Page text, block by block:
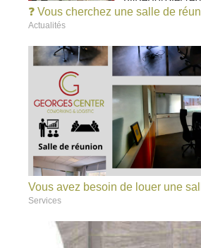
❓ Vous cherchez une salle de
Actualités
Vous avez besoin de louer une
Services